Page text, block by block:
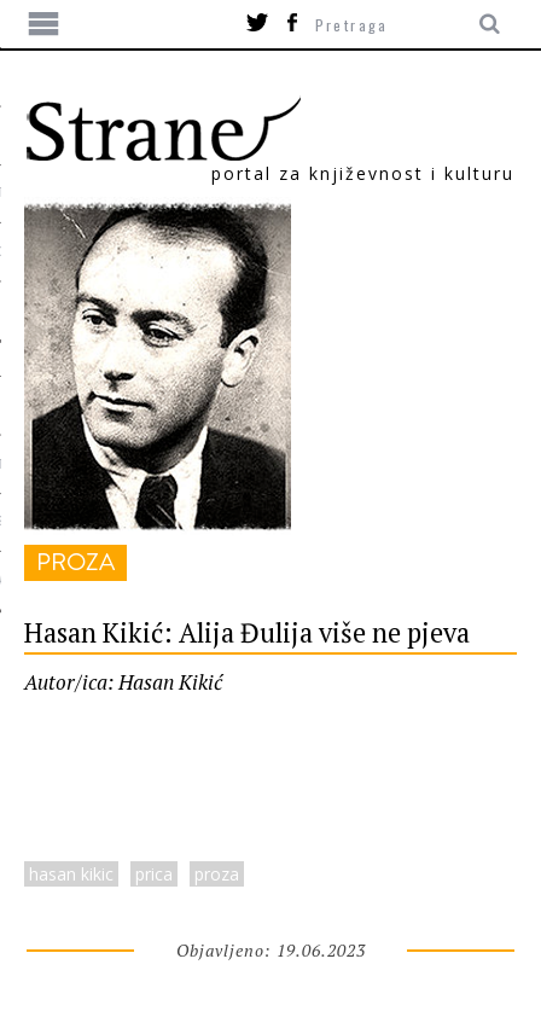
portal za književnost i kulturu
PROZA
Hasan Kikić: Alija Đulija više ne pjeva
Autor/ica: Hasan Kikić
hasan kikic prica proza
Objavljeno: 19.06.2023